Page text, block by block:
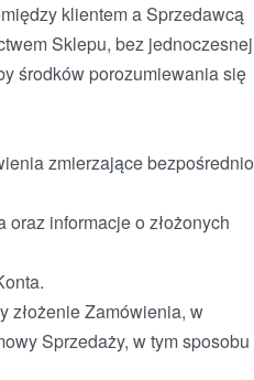
klientem a Sprzedawcą
Sklepu, bez jednoczesnej
środków porozumiewania się
zmierzające bezpośrednio
informacje o złożonych
złożenie Zamówienia, w
Sprzedaży, w tym sposobu